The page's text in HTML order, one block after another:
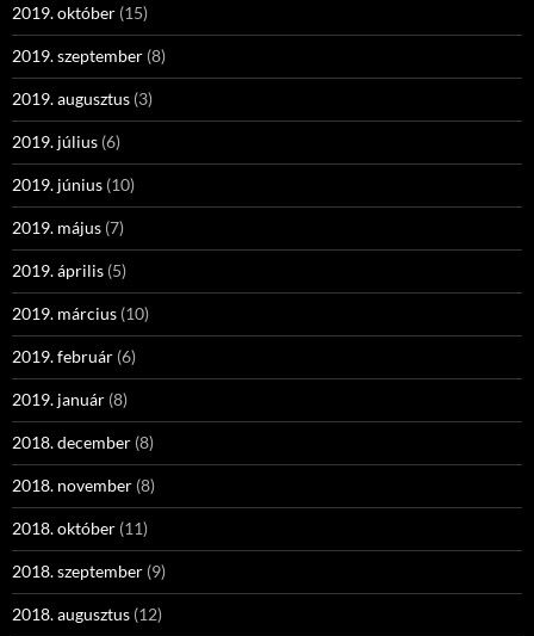
2019. október (15)
2019. szeptember (8)
2019. augusztus (3)
2019. július (6)
2019. június (10)
2019. május (7)
2019. április (5)
2019. március (10)
2019. február (6)
2019. január (8)
2018. december (8)
2018. november (8)
2018. október (11)
2018. szeptember (9)
2018. augusztus (12)